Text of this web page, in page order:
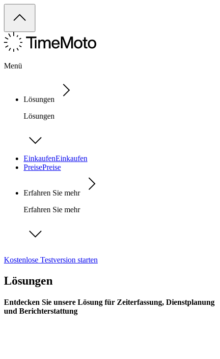
Menü
Lösungen
Lösungen
EinkaufenEinkaufen
PreisePreise
Erfahren Sie mehr
Erfahren Sie mehr
Kostenlose Testversion starten
Lösungen
Entdecken Sie unsere Lösung für Zeiterfassung, Dienstplanung
und Berichterstattung